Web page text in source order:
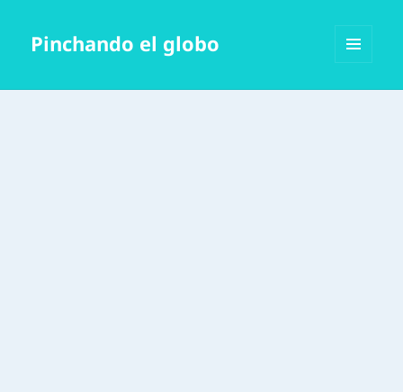
Pinchando el globo